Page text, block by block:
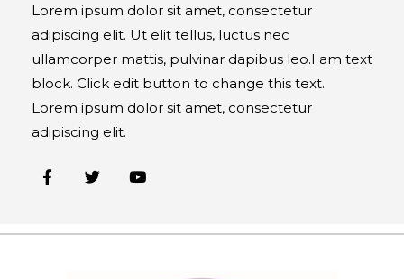
Lorem ipsum dolor sit amet, consectetur
adipiscing elit. Ut elit tellus, luctus nec
ullamcorper mattis, pulvinar dapibus leo.I am text
block. Click edit button to change this text.
Lorem ipsum dolor sit amet, consectetur
adipiscing elit.